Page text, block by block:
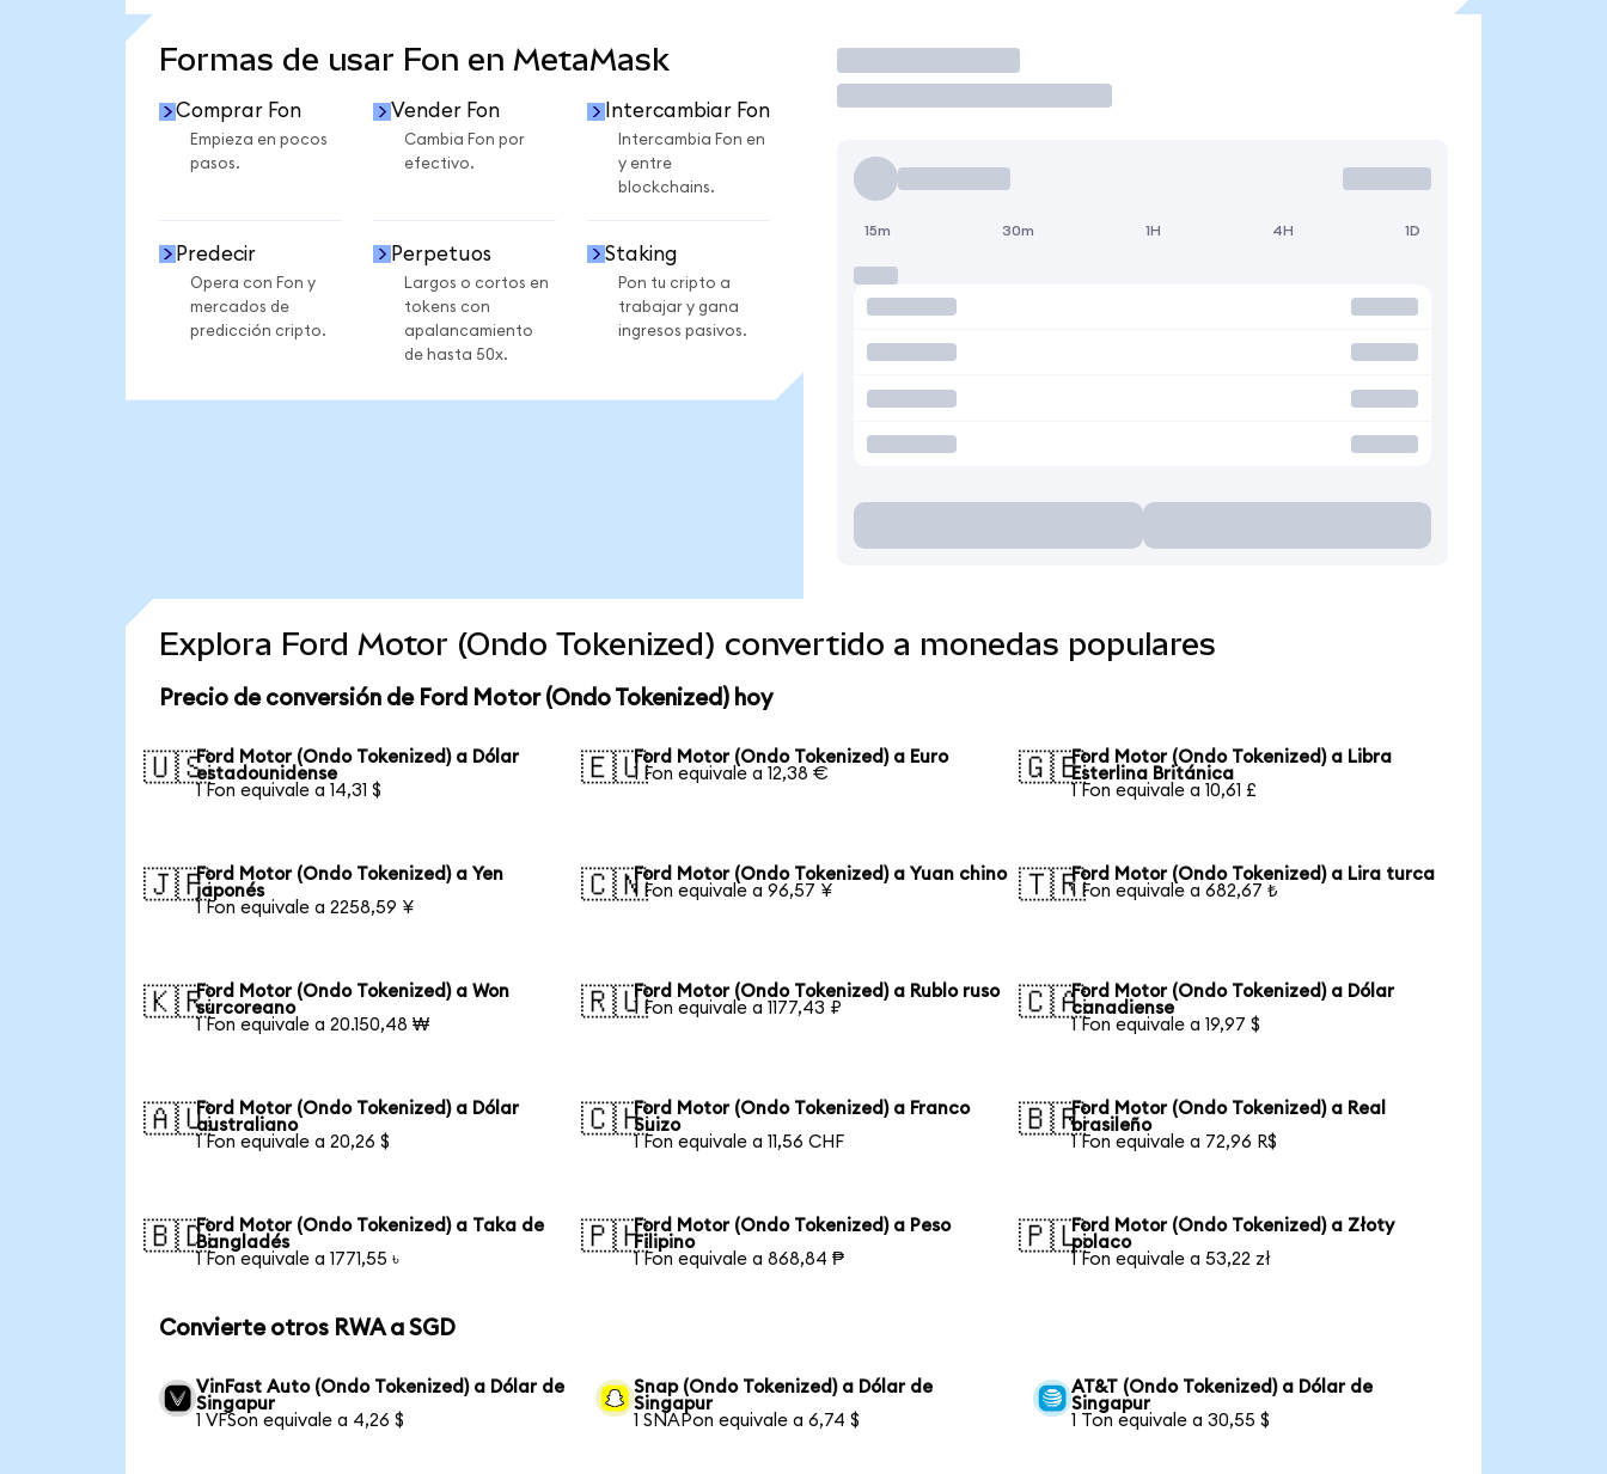
Formas de usar Fon en MetaMask
Comprar Fon
Empieza en pocos
pasos.
Vender Fon
Cambia Fon por
efectivo.
Intercambiar Fon
Intercambia Fon en
y entre
blockchains.
Predecir
Opera con Fon y
mercados de
predicción cripto.
Perpetuos
Largos o cortos en
tokens con
apalancamiento
de hasta 50x.
Staking
Pon tu cripto a
trabajar y gana
ingresos pasivos.
Operar
15m 30m 1H 4H 1D
Explora Ford Motor (Ondo Tokenized) convertido a monedas populares
Precio de conversión de Ford Motor (Ondo Tokenized) hoy
🇺🇸Ford Motor (Ondo Tokenized) a Dólar
estadounidense
1 Fon equivale a 14,31 $
🇪🇺Ford Motor (Ondo Tokenized) a Euro
1 Fon equivale a 12,38 €
🇬🇧Ford Motor (Ondo Tokenized) a Libra
Esterlina Británica
1 Fon equivale a 10,61 £
🇯🇵Ford Motor (Ondo Tokenized) a Yen
japonés
1 Fon equivale a 2258,59 ¥
🇨🇳Ford Motor (Ondo Tokenized) a Yuan chino
1 Fon equivale a 96,57 ¥
🇹🇷Ford Motor (Ondo Tokenized) a Lira turca
1 Fon equivale a 682,67 ₺
🇰🇷Ford Motor (Ondo Tokenized) a Won
surcoreano
1 Fon equivale a 20.150,48 ₩
🇷🇺Ford Motor (Ondo Tokenized) a Rublo ruso
1 Fon equivale a 1177,43 ₽
🇨🇦Ford Motor (Ondo Tokenized) a Dólar
canadiense
1 Fon equivale a 19,97 $
🇦🇺Ford Motor (Ondo Tokenized) a Dólar
australiano
1 Fon equivale a 20,26 $
🇨🇭Ford Motor (Ondo Tokenized) a Franco
Suizo
1 Fon equivale a 11,56 CHF
🇧🇷Ford Motor (Ondo Tokenized) a Real
brasileño
1 Fon equivale a 72,96 R$
🇧🇩Ford Motor (Ondo Tokenized) a Taka de
Bangladés
1 Fon equivale a 1771,55 ৳
🇵🇭Ford Motor (Ondo Tokenized) a Peso
Filipino
1 Fon equivale a 868,84 ₱
🇵🇱Ford Motor (Ondo Tokenized) a Złoty
polaco
1 Fon equivale a 53,22 zł
Convierte otros RWA a SGD
VinFast Auto (Ondo Tokenized) a Dólar de
Singapur
1 VFSon equivale a 4,26 $
Snap (Ondo Tokenized) a Dólar de
Singapur
1 SNAPon equivale a 6,74 $
AT&T (Ondo Tokenized) a Dólar de
Singapur
1 Ton equivale a 30,55 $